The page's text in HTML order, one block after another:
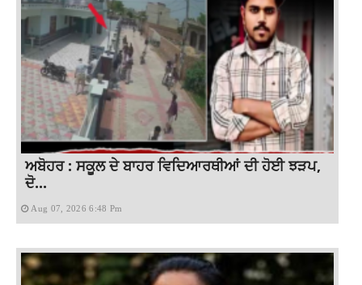
ਅਬੋਹਰ : ਸਕੂਲ ਦੇ ਬਾਹਰ ਵਿਦਿਆਰਥੀਆਂ ਦੀ ਹੋਈ ਝੜਪ,
ਦੋ...
Aug 07, 2026 6:48 Pm